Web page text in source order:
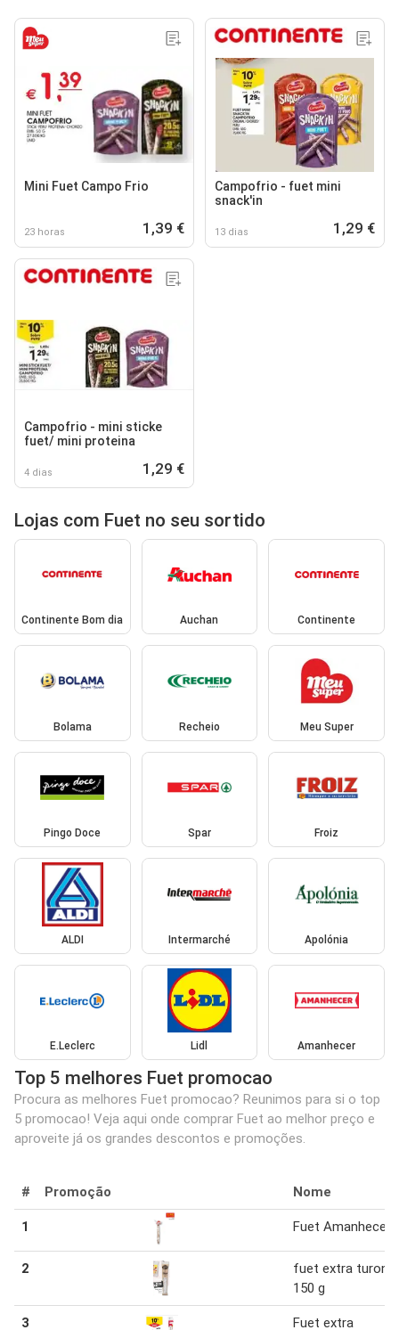
Mini Fuet Campo Frio
23 horas 1,39 €
Campofrio - fuet mini
snack'in
13 dias 1,29 €
Campofrio - mini sticke
fuet/ mini proteina
4 dias 1,29 €
Lojas com Fuet no seu sortido
Continente Bom dia Auchan Continente
Bolama Recheio Meu Super
Pingo Doce Spar Froiz
ALDI Intermarché Apolónia
E.Leclerc Lidl Amanhecer
Top 5 melhores Fuet promocao
Procura as melhores Fuet promocao? Reunimos para si o top
5 promocao! Veja aqui onde comprar Fuet ao melhor preço e
aproveite já os grandes descontos e promoções.
# Promoção Nome
1 Fuet Amanhecer
2
fuet extra turon
150 g
3 Fuet extra